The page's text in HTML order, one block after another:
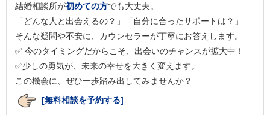
結婚相談所が初めての方でも大丈夫。
「どんな人と出会えるの？」「自分に合ったサポートは？」
そんな疑問や不安に、カウンセラーが丁寧にお答えします。
✅ 今のタイミングだからこそ、出会いのチャンスが拡大中！
✅少しの勇気が、未来の幸せを大きく変えます。
この機会に、ぜひ一歩踏み出してみませんか？
[無料相談を予約する]